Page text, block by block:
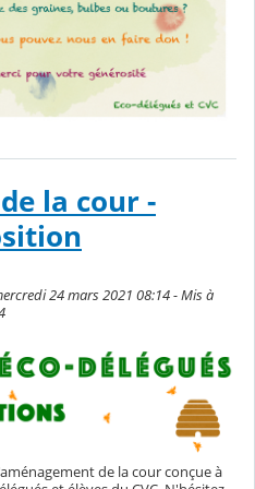
la cour -
24 mars 2021 08:14 - Mis à
de la cour conçue à